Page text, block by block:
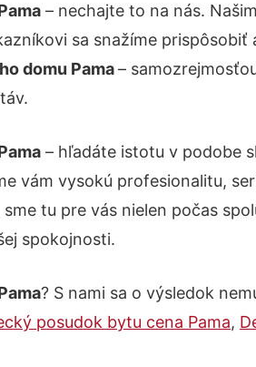
– nechajte to na nás.
sa snažíme
domu Pama–
– hľadáte istotu v podobe
vám vysokú profesionalitu,
sme tu pre vás nielen počas
spokojnosti.
? S nami sa o výsledok
posudok bytu cena Pama,